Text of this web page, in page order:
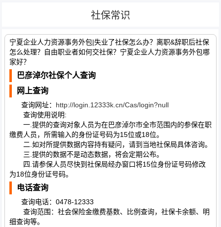
社保常识
宁夏企业人力资源事务外包|失业了社保怎么办？离职&辞职后社保
怎么处理？自由职业者如何交社保？宁夏企业人力资源事务外包哪
家好？
巴彦淖尔社保个人查询
网上查询
查询网址： http://login.12333k.cn/Cas/login?null
查询使用说明:
一.提供的查询对象人员为在巴彦淖尔市全市范围内的参保在职
缴费人员，所需输入的身份证号码为15位或18位。
二.如对所提供数据内容持有疑问，请到当地社保局具体咨询。
三.提供的数据不是动态数据，将会定期公布。
四.请参保人员尽快到社保局经办窗口将15位身份证号码修改
为18位身份证号码。
电话查询
查询电话：0478-12333
查询范围：社会保险金缴费基数、比例查询，社保卡余额、明
细查询等。